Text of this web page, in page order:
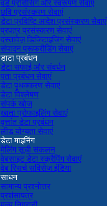
वर्ड प्रोसेसिंग और स्वरूपण सेवाएं
छवि प्रसंस्करण सेवाएं
डेटा प्रविष्टि आदेश प्रसंस्करण सेवाएं
प्रपत्र प्रसंस्करण सेवाएं
दस्तावेज़ डिजिटाइजिंग सेवाएं
संपादन प्रूफरीडिंग सेवाएं
डाटा प्रबंधन
डेटा सफाई और संवर्धन
पता प्रबंधन सेवाएं
डेटा पृथक्करण सेवाएं
डेटा विश्लेषण
संपर्क खोज
खाता प्रोफाइलिंग सेवाएं
वृत्तांत डेटा प्रबंधन
लीड योग्यता सेवाएं
डेटा माइनिंग
मेलिंग सूची संकलन
वेबसाइट डेटा स्क्रैपिंग सेवाएं
वेब रिसर्च सर्विसेज इंडिया
साधन
सामान्य प्रश्नोत्तर
प्रशंसापत्र